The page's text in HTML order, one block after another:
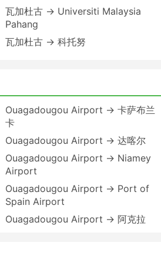
瓦加杜古 → Universiti Malaysia
Pahang
瓦加杜古 → 科托努
Ouagadougou Airport → 卡萨布兰
卡
Ouagadougou Airport → 达喀尔
Ouagadougou Airport → Niamey
Airport
Ouagadougou Airport → Port of
Spain Airport
Ouagadougou Airport → 阿克拉